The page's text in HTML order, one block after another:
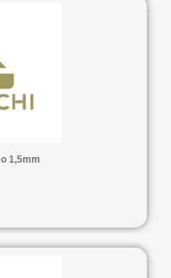
1,5mm